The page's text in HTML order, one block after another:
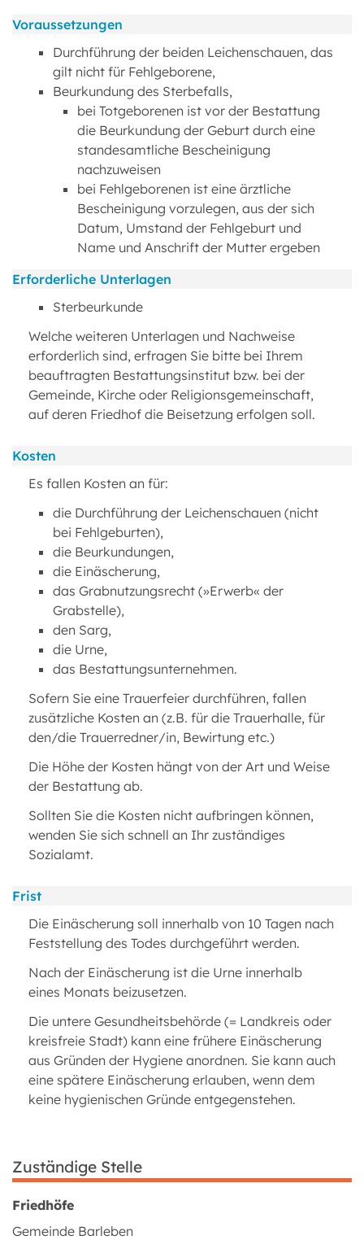
Voraussetzungen
Durchführung der beiden Leichenschauen, das
gilt nicht für Fehlgeborene,
Beurkundung des Sterbefalls,
bei Totgeborenen ist vor der Bestattung
die Beurkundung der Geburt durch eine
standesamtliche Bescheinigung
nachzuweisen
bei Fehlgeborenen ist eine ärztliche
Bescheinigung vorzulegen, aus der sich
Datum, Umstand der Fehlgeburt und
Name und Anschrift der Mutter ergeben
Erforderliche Unterlagen
Sterbeurkunde
Welche weiteren Unterlagen und Nachweise
erforderlich sind, erfragen Sie bitte bei Ihrem
beauftragten Bestattungsinstitut bzw. bei der
Gemeinde, Kirche oder Religionsgemeinschaft,
auf deren Friedhof die Beisetzung erfolgen soll.
Kosten
Es fallen Kosten an für:
die Durchführung der Leichenschauen (nicht
bei Fehlgeburten),
die Beurkundungen,
die Einäscherung,
das Grabnutzungsrecht (»Erwerb« der
Grabstelle),
den Sarg,
die Urne,
das Bestattungsunternehmen.
Sofern Sie eine Trauerfeier durchführen, fallen
zusätzliche Kosten an (z.B. für die Trauerhalle, für
den/die Trauerredner/in, Bewirtung etc.)
Die Höhe der Kosten hängt von der Art und Weise
der Bestattung ab.
Sollten Sie die Kosten nicht aufbringen können,
wenden Sie sich schnell an Ihr zuständiges
Sozialamt.
Frist
Die Einäscherung soll innerhalb von 10 Tagen nach
Feststellung des Todes durchgeführt werden.
Nach der Einäscherung ist die Urne innerhalb
eines Monats beizusetzen.
Die untere Gesundheitsbehörde (= Landkreis oder
kreisfreie Stadt) kann eine frühere Einäscherung
aus Gründen der Hygiene anordnen. Sie kann auch
eine spätere Einäscherung erlauben, wenn dem
keine hygienischen Gründe entgegenstehen.
Zuständige Stelle
Friedhöfe
Gemeinde Barleben